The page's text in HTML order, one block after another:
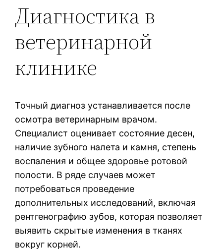
Диагностика в
ветеринарной
клинике
Точный диагноз устанавливается после
осмотра ветеринарным врачом.
Специалист оценивает состояние десен,
наличие зубного налета и камня, степень
воспаления и общее здоровье ротовой
полости. В ряде случаев может
потребоваться проведение
дополнительных исследований, включая
рентгенографию зубов, которая позволяет
выявить скрытые изменения в тканях
вокруг корней.